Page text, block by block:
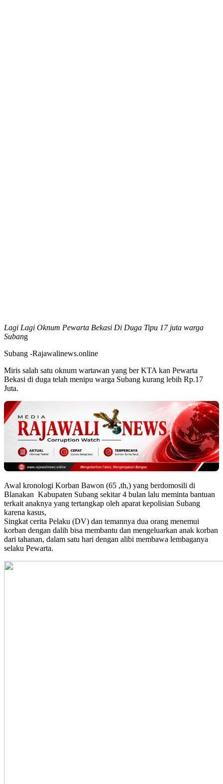
Lagi Lagi Oknum Pewarta Bekasi Di Duga Tipu 17 juta warga
Subang
Subang -Rajawalinews.online
Miris salah satu oknum wartawan yang ber KTA kan Pewarta
Bekasi di duga telah menipu warga Subang kurang lebih Rp.17
Juta.
Awal kronologi Korban Bawon (65 ,th,) yang berdomosili di
Blanakan Kabupaten Subang sekitar 4 bulan lalu meminta bantuan
terkait anaknya yang tertangkap oleh aparat kepolisian Subang
karena kasus,
Singkat cerita Pelaku (DV) dan temannya dua orang menemui
korban dengan dalih bisa membantu dan mengeluarkan anak korban
dari tahanan, dalam satu hari dengan alibi membawa lembaganya
selaku Pewarta.